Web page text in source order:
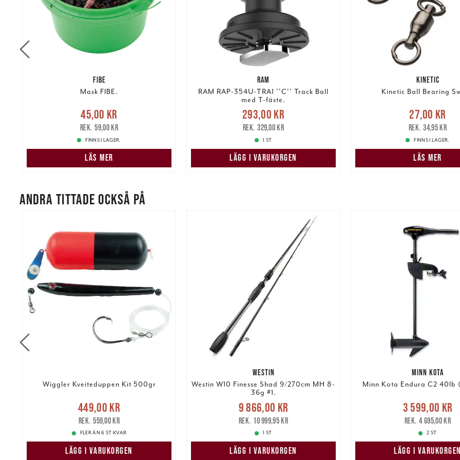
FIBE
Mask FIBE.
Nuvarande pris:45,00 kr
pris:59,00 kr
45,00 kr
59,00 kr
FINNS I LAGER.
LÄS MER
RAM
RAM RAP-354U-TRA1 ''C'' Track Ball
med T-fäste.
Nuvarande pris
Tidigare pris
293,00 kr
329,00 kr
1 ST
LÄGG I VARUKORGEN
KINETIC
Kinetic Ball Bearing
Nuvarande pris:27,00 kr
pris:34,95 kr
27,00 kr
34,95 kr
FINNS I LAGER.
LÄS MER
ANDRA TITTADE OCKSÅ PÅ
Wiggler Kveiteduppen Kit 500gr
Nuvarande pris
Tidigare pris
449,00 kr
559,00 kr
FLER ÄN 6 ST KVAR
LÄGG I VARUKORGEN
WESTIN
Westin W10 Finesse Shad 9/270cm MH 8-
36g #1.
Nuvarande pris
9 866,00 krTidigare pris
10 999,95 kr
9 866,00 kr
10 999,95 kr
1 ST
LÄGG I VARUKORGEN
MINN KOTA
Minn Kota Endura C2 40lb
Nuvarande pris
3 599,00 krTidigare
4 695,00 kr
3 599,00 kr
4 695,00 kr
2 ST
LÄGG I VARUKORGEN